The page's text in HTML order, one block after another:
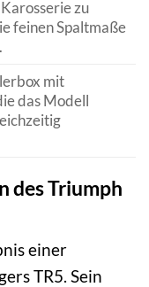
zu
feinen Spaltmaße
mit
das Modell
des Triumph
einer
TR5. Sein